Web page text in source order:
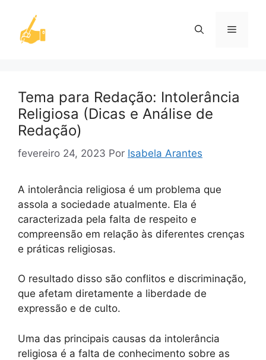
Menu
Tema para Redação: Intolerância
Religiosa (Dicas e Análise de
Redação)
fevereiro 24, 2023 Por Isabela Arantes
A intolerância religiosa é um problema que
assola a sociedade atualmente. Ela é
caracterizada pela falta de respeito e
compreensão em relação às diferentes crenças
e práticas religiosas.
O resultado disso são conflitos e discriminação,
que afetam diretamente a liberdade de
expressão e de culto.
Uma das principais causas da intolerância
religiosa é a falta de conhecimento sobre as